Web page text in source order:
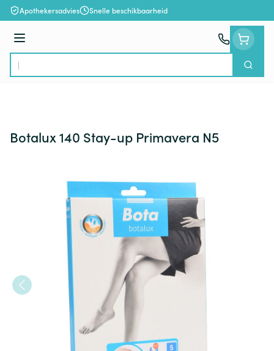
Ga naar de inhoud
Apothekersadvies Snelle beschikbaarheid
Menu
Product, merk, categorie...
Zoek
Botalux 140 Stay-up Primavera N5